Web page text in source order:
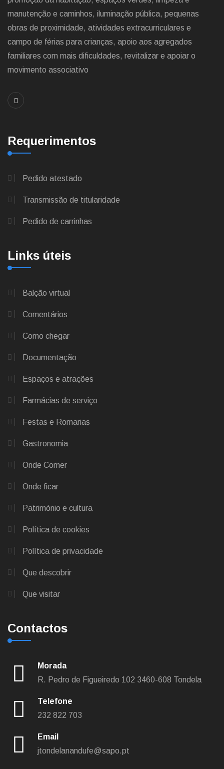
manutenção e caminhos, iluminação pública, pequenas
obras de proximidade, atividades extracurriculares e
campo de férias para crianças, apoio aos agregados
familiares com mais dificuldades, revitalizar e apoiar o
movimento associativo
Requerimentos
Pedido atestado
Transmissão de titularidade
Pedido de carrinhas
Links úteis
Balção virtual
Comentários
Como chegar
Documentação
Espaços e atrações
Farmácias de serviço
Festas e Romarias
Gastronomia
Onde Comer
Onde ficar
Património e cultura
Política de cookies
Política de privacidade
Que descobrir
Que visitar
Contactos
Morada
R. Pedro de Figueiredo 102 3460-608 Tondela
Telefone
232 822 703
Email
jtondelanandufe@sapo.pt